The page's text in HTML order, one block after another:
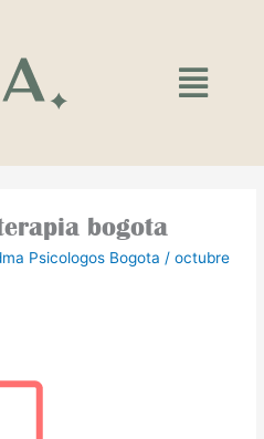
Main
Menu
bogota
Psicologos Bogota /octubre